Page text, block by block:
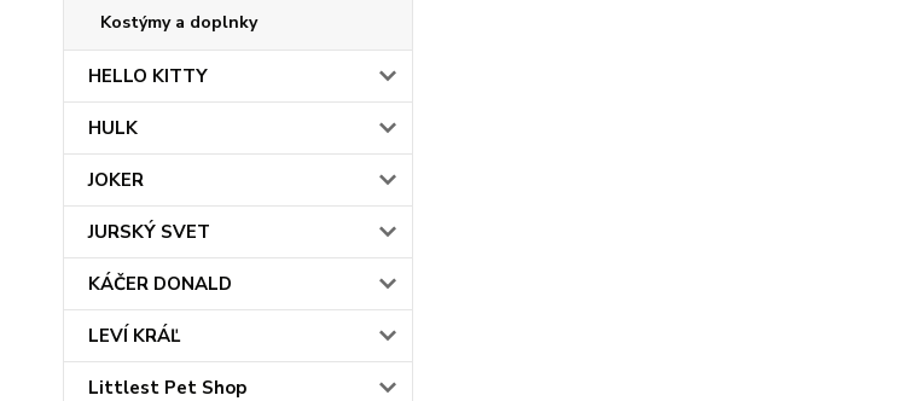
Kostýmy a doplnky
HELLO KITTY
HULK
JOKER
JURSKÝ SVET
KÁČER DONALD
LEVÍ KRÁĽ
Littlest Pet Shop